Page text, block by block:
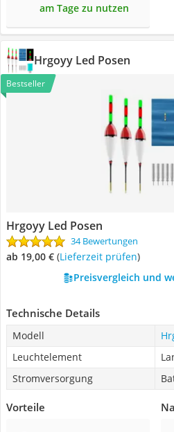
am Tage zu nutzen
Hrgoyy Led Posen
Bestseller
Hrgoyy Led Posen
34 Bewertungen
ab 19,00 € (Lieferzeit prüfen)
Preisvergleich und
Technische Details
Modell
Leuchtelement
Stromversorgung
Vorteile